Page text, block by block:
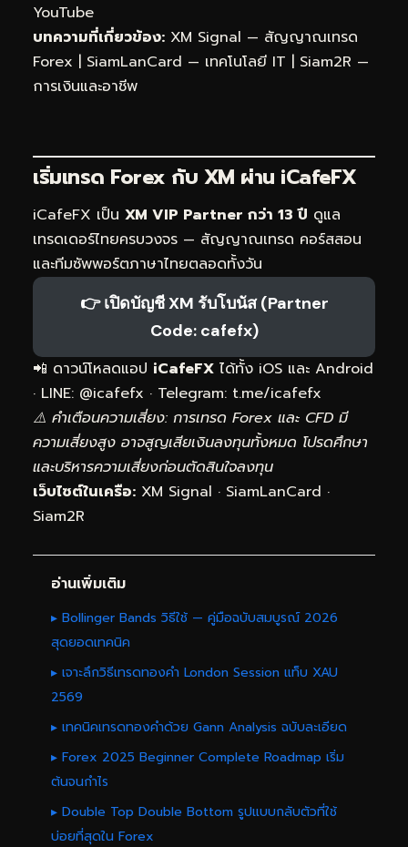
YouTube
บทความที่เกี่ยวข้อง: XM Signal — สัญญาณเทรด
Forex | SiamLanCard — เทคโนโลยี IT | Siam2R —
การเงินและอาชีพ
เริ่มเทรด Forex กับ XM ผ่าน iCafeFX
iCafeFX เป็น XM VIP Partner กว่า 13 ปี ดูแล
เทรดเดอร์ไทยครบวงจร — สัญญาณเทรด คอร์สสอน
และทีมซัพพอร์ตภาษาไทยตลอดทั้งวัน
👉 เปิดบัญชี XM รับโบนัส (Partner
Code: cafefx)
📲 ดาวน์โหลดแอป iCafeFX ได้ทั้ง iOS และ Android
· LINE: @icafefx · Telegram: t.me/icafefx
⚠️ คำเตือนความเสี่ยง: การเทรด Forex และ CFD มี
ความเสี่ยงสูง อาจสูญเสียเงินลงทุนทั้งหมด โปรดศึกษา
และบริหารความเสี่ยงก่อนตัดสินใจลงทุน
เว็บไซต์ในเครือ: XM Signal · SiamLanCard ·
Siam2R
อ่านเพิ่มเติม
▸ Bollinger Bands วิธีใช้ — คู่มือฉบับสมบูรณ์ 2026
สุดยอดเทคนิค
▸ เจาะลึกวิธีเทรดทองคำ London Session แท็บ XAU
2569
▸ เทคนิคเทรดทองคำด้วย Gann Analysis ฉบับละเอียด
▸ Forex 2025 Beginner Complete Roadmap เริ่ม
ต้นจนกำไร
▸ Double Top Double Bottom รูปแบบกลับตัวที่ใช้
บ่อยที่สุดใน Forex